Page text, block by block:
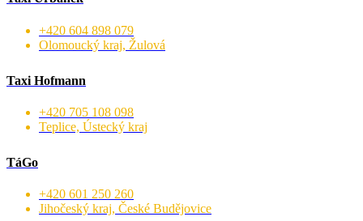
+420 604 898 079
Olomoucký kraj, Žulová
Taxi Hofmann
+420 705 108 098
Teplice, Ústecký kraj
TáGo
+420 601 250 260
Jihočeský kraj, České Budějovice